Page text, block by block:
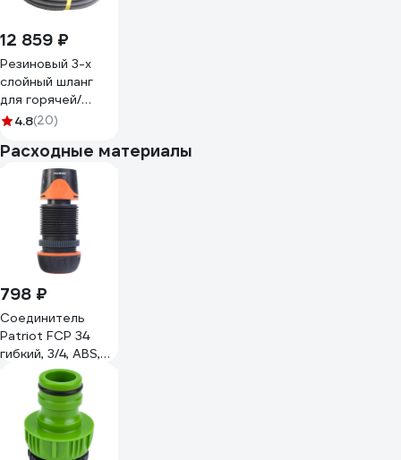
12 859 ₽
Резиновый 3-х
слойный шланг
для горячей/
холодной воды
атм, 50 м H19
4.8(20)
Расходные материалы
798 ₽
Соединитель
Patriot FCP 34
гибкий, 3/4, ABS,
TPR 777001193